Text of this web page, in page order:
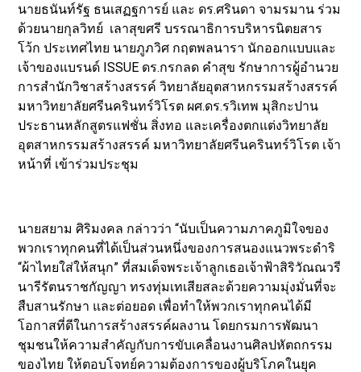
นายธนันท์รัฐ ธนเสฏฐการย์ และ ดร.ศรินดา จามรมาน ร่วม
ด้วยนายกุลวิทย์ เลาสุขศรี บรรณาธิการบริหารนิตยสาร
โว้ก ประเทศไทย นายภูภวิศ กฤตพลนารา นักออกแบบและ
เจ้าของแบรนด์ ISSUE ดร.กรกลด คำสุข รักษาการผู้อำนวย
การสำนักวิชาสร้างสรรค์ วิทยาลัยอุตสาหกรรมสร้างสรรค์
มหาวิทยาลัยศรีนครินทร์วิโรต ผศ.ดร.รวิเทพ มุสิกะปาน
ประธานหลักสูตรแฟชั่น สิ่งทอ และเครื่องตกแต่งวิทยาลัย
อุตสาหกรรมสร้างสรรค์ มหาวิทยาลัยศรีนครินทร์วิโรต เจ้า
หน้าที่ เข้าร่วมประชุม
นายสยาม ศิริมงคล กล่าวว่า “นับเป็นความภาคภูมิใจของ
พวกเราทุกคนที่ได้เป็นส่วนหนึ่งของการสนองแนวพระดำริ
“ผ้าไทยใส่ให้สนุก” ที่สมเด็จพระเจ้าลูกเธอเจ้าฟ้าสิริวัณณวรี
นารีรัตนราชกัญญา ทรงทุ่มเทเสียสละด้วยความมุ่งมั่นที่จะ
สืบสานรักษา และต่อยอด เพื่อทำให้พวกเราทุกคนได้มี
โอกาสที่ดีในการสร้างสรรค์ผลงาน โดยกรมการพัฒนา
ชุมชนให้ความสำคัญกับการขับเคลื่อนงานศิลปหัตถกรรม
ของไทย ให้ตอบโจทย์ความต้องการของผู้บริโภคในยุค